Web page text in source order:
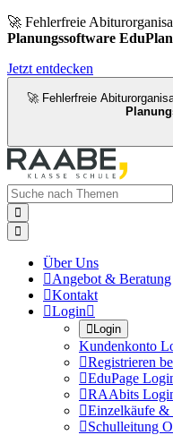
🚀 Fehlerfreie
Planungssoftware EduPlan
Jetzt entdecken
🚀 Fehlerfreie


Über Uns
Angebot & Beratung
Kontakt
Login
Login
Kundenkonto
Registrieren
EduPage
RAAbits
Einzelkäufe
Schulleitung